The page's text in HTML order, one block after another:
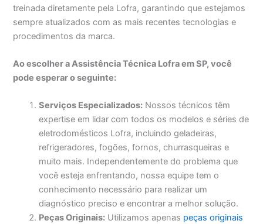
treinada diretamente pela Lofra, garantindo que estejamos
sempre atualizados com as mais recentes tecnologias e
procedimentos da marca.
Ao escolher a Assistência Técnica Lofra em SP, você
pode esperar o seguinte:
Serviços Especializados: Nossos técnicos têm
expertise em lidar com todos os modelos e séries de
eletrodomésticos Lofra, incluindo geladeiras,
refrigeradores, fogões, fornos, churrasqueiras e
muito mais. Independentemente do problema que
você esteja enfrentando, nossa equipe tem o
conhecimento necessário para realizar um
diagnóstico preciso e encontrar a melhor solução.
Peças Originais: Utilizamos apenas peças originais